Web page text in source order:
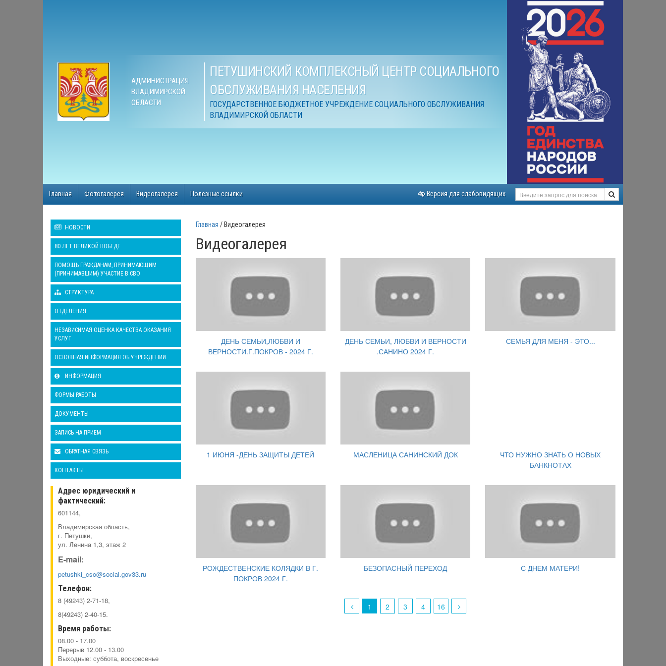
АДМИНИСТРАЦИЯ
ВЛАДИМИРСКОЙ
ОБЛАСТИ
ПЕТУШИНСКИЙ КОМПЛЕКСНЫЙ ЦЕНТР СОЦИАЛЬНОГО
ОБСЛУЖИВАНИЯ НАСЕЛЕНИЯ
ГОСУДАРСТВЕННОЕ БЮДЖЕТНОЕ УЧРЕЖДЕНИЕ СОЦИАЛЬНОГО ОБСЛУЖИВАНИЯ
ВЛАДИМИРСКОЙ ОБЛАСТИ
Главная Фотогалерея Видеогалерея Полезные ссылки Версия для слабовидящих
НОВОСТИ
80 ЛЕТ ВЕЛИКОЙ ПОБЕДЕ
ПОМОЩЬ ГРАЖДАНАМ, ПРИНИМАЮЩИМ
(ПРИНИМАВШИМ) УЧАСТИЕ В СВО
СТРУКТУРА
ОТДЕЛЕНИЯ
НЕЗАВИСИМАЯ ОЦЕНКА КАЧЕСТВА ОКАЗАНИЯ
УСЛУГ
ОСНОВНАЯ ИНФОРМАЦИЯ ОБ УЧРЕЖДЕНИИ
ИНФОРМАЦИЯ
ФОРМЫ РАБОТЫ
ДОКУМЕНТЫ
ЗАПИСЬ НА ПРИЕМ
ОБРАТНАЯ СВЯЗЬ
КОНТАКТЫ
Адрес юридический и
фактический:
601144,
Владимирская область,
г. Петушки,
ул. Ленина 1,3, этаж 2
E-mail:
petushki_cso@social.gov33.ru
Телефон:
8 (49243) 2-71-18,
8(49243) 2-40-15.
Время работы:
08.00 - 17.00
Перерыв 12.00 - 13.00
Выходные: суббота, воскресенье
Главная Видеогалерея
Видеогалерея
ДЕНЬ СЕМЬИ,ЛЮБВИ И
ВЕРНОСТИ.Г.ПОКРОВ - 2024 Г.
ДЕНЬ СЕМЬИ, ЛЮБВИ И ВЕРНОСТИ
.САНИНО 2024 Г.
СЕМЬЯ ДЛЯ МЕНЯ - ЭТО...
1 ИЮНЯ -ДЕНЬ ЗАЩИТЫ ДЕТЕЙ МАСЛЕНИЦА САНИНСКИЙ ДОК
ЧТО НУЖНО ЗНАТЬ О НОВЫХ
БАНКНОТАХ
РОЖДЕСТВЕНСКИЕ КОЛЯДКИ В Г.
ПОКРОВ 2024 Г.
БЕЗОПАСНЫЙ ПЕРЕХОД С ДНЕМ МАТЕРИ!
1 2 3 4 16